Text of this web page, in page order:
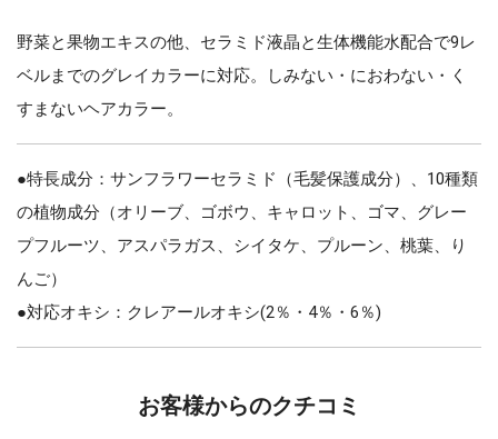
野菜と果物エキスの他、セラミド液晶と生体機能水配合で9レ
ベルまでのグレイカラーに対応。しみない・におわない・く
すまないヘアカラー。
●特長成分：サンフラワーセラミド（毛髪保護成分）、10種類
の植物成分（オリーブ、ゴボウ、キャロット、ゴマ、グレー
プフルーツ、アスパラガス、シイタケ、プルーン、桃葉、り
んご）
●対応オキシ：クレアールオキシ(2％・4％・6％)
お客様からのクチコミ